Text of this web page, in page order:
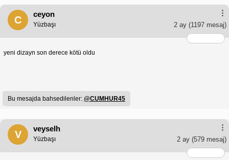
C
ceyon
2 ay (1197 mesaj)
Yüzbaşı
yeni dizayn son derece kötü oldu
Bu mesajda bahsedilenler: @CUMHUR45
V
veyselh
2 ay (579 mesaj)
Yüzbaşı